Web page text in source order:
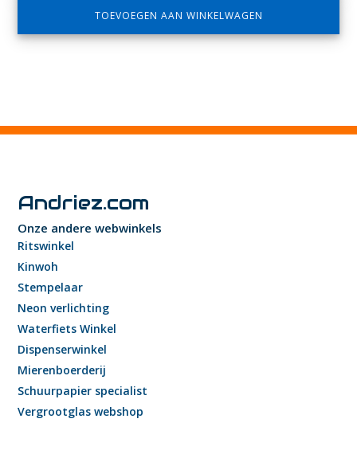
TOEVOEGEN AAN WINKELWAGEN
Andriez.com
Onze andere webwinkels
Ritswinkel
Kinwoh
Stempelaar
Neon verlichting
Waterfiets Winkel
Dispenserwinkel
Mierenboerderij
Schuurpapier specialist
Vergrootglas webshop